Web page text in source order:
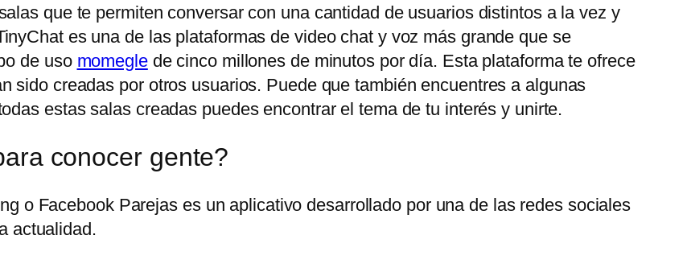
que te permiten conversar con una cantidad de usuarios distintos a la vez y
es una de las plataformas de video chat y voz más grande que se
de uso momeglede cinco millones de minutos por día. Esta plataforma te ofrece
sido creadas por otros usuarios. Puede que también encuentres a algunas
estas salas creadas puedes encontrar el tema de tu interés y unirte.
conocer gente?
o Facebook Parejas es un aplicativo desarrollado por una de las redes sociales
actualidad.